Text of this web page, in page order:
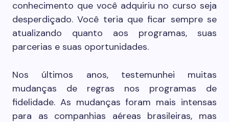
conhecimento que você adquiriu no curso seja
desperdiçado. Você teria que ficar sempre se
atualizando quanto aos programas, suas
parcerias e suas oportunidades.
Nos últimos anos, testemunhei muitas
mudanças de regras nos programas de
fidelidade. As mudanças foram mais intensas
para as companhias aéreas brasileiras, mas